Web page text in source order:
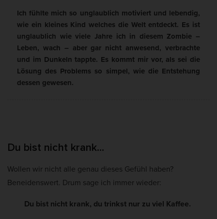
Ich fühlte mich so unglaublich motiviert und lebendig,
wie ein kleines Kind welches die Welt entdeckt. Es ist
unglaublich wie viele Jahre ich in diesem Zombie –
Leben, wach – aber gar nicht anwesend, verbrachte
und im Dunkeln tappte. Es kommt mir vor, als sei die
Lösung des Problems so simpel, wie die Entstehung
dessen gewesen.
Du bist nicht krank…
Wollen wir nicht alle genau dieses Gefühl haben?
Beneidenswert. Drum sage ich immer wieder:
Du bist nicht krank, du trinkst nur zu viel Kaffee.